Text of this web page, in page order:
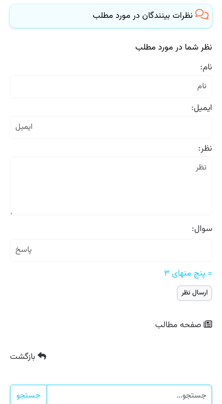
نظرات بینندگان در مورد مطلب
نظر شما در مورد مطلب
نام:
ایمیل:
نظر:
سوال:
= پنج منهای ۳
صفحه مطالب
بازگشت
جستجو